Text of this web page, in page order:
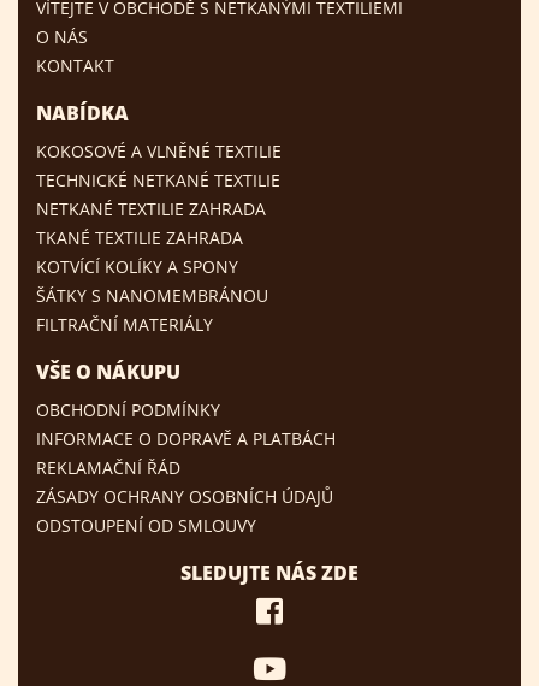
VÍTEJTE V OBCHODĚ S NETKANÝMI TEXTILIEMI
O NÁS
KONTAKT
NABÍDKA
KOKOSOVÉ A VLNĚNÉ TEXTILIE
TECHNICKÉ NETKANÉ TEXTILIE
NETKANÉ TEXTILIE ZAHRADA
TKANÉ TEXTILIE ZAHRADA
KOTVÍCÍ KOLÍKY A SPONY
ŠÁTKY S NANOMEMBRÁNOU
FILTRAČNÍ MATERIÁLY
VŠE O NÁKUPU
OBCHODNÍ PODMÍNKY
INFORMACE O DOPRAVĚ A PLATBÁCH
REKLAMAČNÍ ŘÁD
ZÁSADY OCHRANY OSOBNÍCH ÚDAJŮ
ODSTOUPENÍ OD SMLOUVY
SLEDUJTE NÁS ZDE